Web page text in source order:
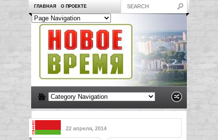
ГЛАВНАЯ О ПРОЕКТЕ
22 апреля, 2014